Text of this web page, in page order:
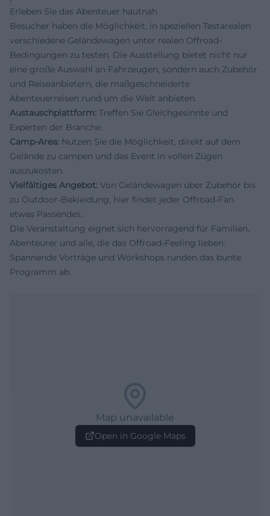
Erleben Sie das Abenteuer hautnah
Besucher haben die Möglichkeit, in speziellen Testarealen
verschiedene Geländewagen unter realen Offroad-
Bedingungen zu testen. Die Ausstellung bietet nicht nur
eine große Auswahl an Fahrzeugen, sondern auch Zubehör
und Reiseanbietern, die maßgeschneiderte
Abenteuerreisen rund um die Welt anbieten.
Austauschplattform: Treffen Sie Gleichgesinnte und
Experten der Branche.
Camp-Area: Nutzen Sie die Möglichkeit, direkt auf dem
Gelände zu campen und das Event in vollen Zügen
auszukosten.
Vielfältiges Angebot: Von Geländewagen über Zubehör bis
zu Outdoor-Bekleidung, hier findet jeder Offroad-Fan
etwas Passendes.
Die Veranstaltung eignet sich hervorragend für Familien,
Abenteurer und alle, die das Offroad-Feeling lieben.
Spannende Vorträge und Workshops runden das bunte
Programm ab.
Map unavailable
Open in Google Maps